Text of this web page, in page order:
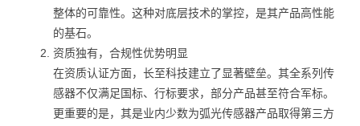
整体的可靠性。这种对底层技术的掌控，是其产品高性能
的基石。
资质独有，合规性优势明显
在资质认证方面，长至科技建立了显著壁垒。其全系列传
感器不仅满足国标、行标要求，部分产品甚至符合军标。
更重要的是，其是业内少数为弧光传感器产品取得第三方